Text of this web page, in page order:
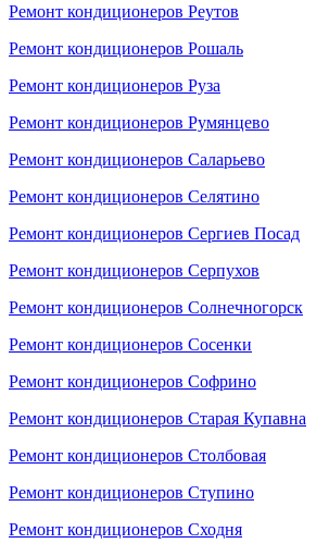
Ремонт кондиционеров Реутов
Ремонт кондиционеров Рошаль
Ремонт кондиционеров Руза
Ремонт кондиционеров Румянцево
Ремонт кондиционеров Саларьево
Ремонт кондиционеров Селятино
Ремонт кондиционеров Сергиев Посад
Ремонт кондиционеров Серпухов
Ремонт кондиционеров Солнечногорск
Ремонт кондиционеров Сосенки
Ремонт кондиционеров Софрино
Ремонт кондиционеров Старая Купавна
Ремонт кондиционеров Столбовая
Ремонт кондиционеров Ступино
Ремонт кондиционеров Сходня